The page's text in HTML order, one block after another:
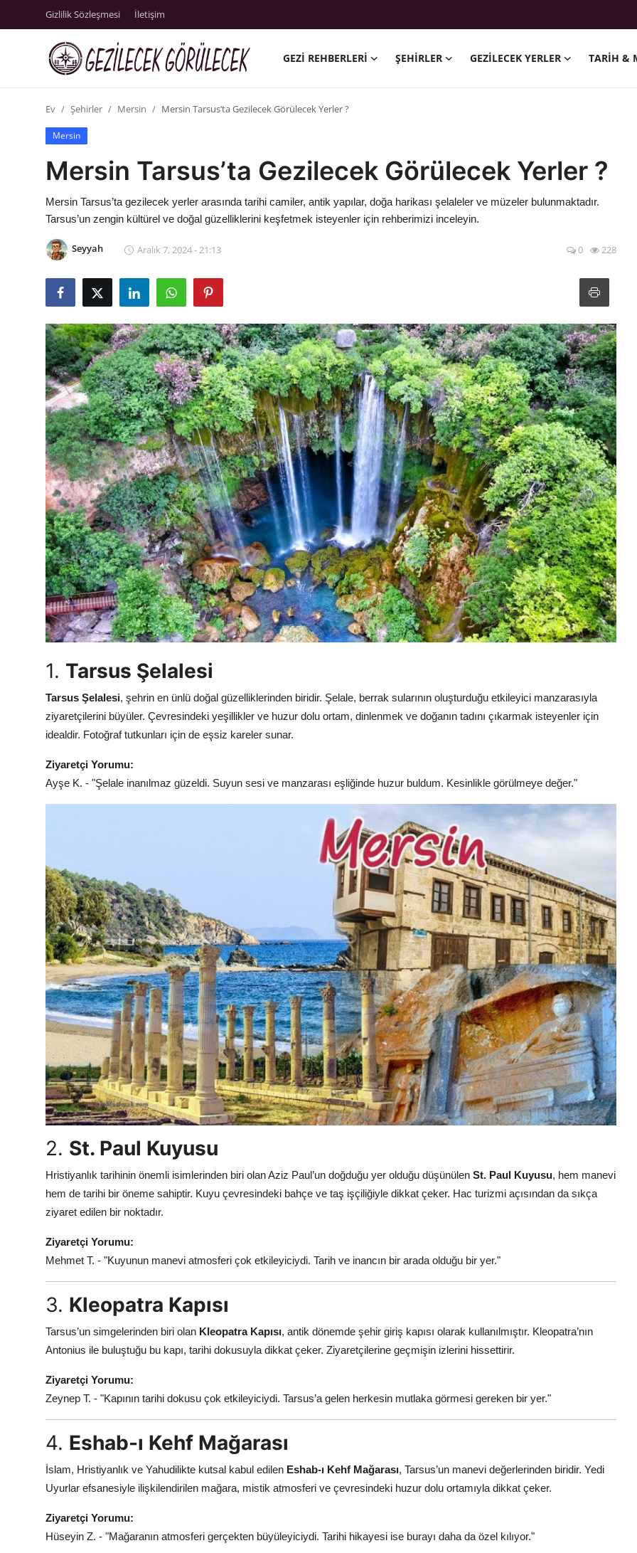
Gizlilik Sözleşmesi İletişim
GEZI REHBERLERI ŞEHIRLER GEZILECEK YERLER TARIH &
Şehirler
Gezilecek Yerler
Tarih & Mitoloji
Yeme İçme Rehberi
Kamp & Doğa
Seyahat İpuçları & Vize
Konaklama & Otel
Aile & Çocukla Tatil
Yaz Tatili & Plajlar
Hafta Sonu & Günübirlik
Ev Şehirler Mersin Mersin Tarsus’ta Gezilecek Görülecek Yerler ?
Mersin
Mersin Tarsus’ta Gezilecek Görülecek Yerler ?
Mersin Tarsus’ta gezilecek yerler arasında tarihi camiler, antik yapılar, doğa harikası şelaleler ve müzeler bulunmaktadır.
Tarsus’un zengin kültürel ve doğal güzelliklerini keşfetmek isteyenler için rehberimizi inceleyin.
Seyyah Aralık 7, 2024 - 21:13 0 228
1. Tarsus Şelalesi
Tarsus Şelalesi, şehrin en ünlü doğal güzelliklerinden biridir. Şelale, berrak sularının oluşturduğu etkileyici manzarasıyla
ziyaretçilerini büyüler. Çevresindeki yeşillikler ve huzur dolu ortam, dinlenmek ve doğanın tadını çıkarmak isteyenler için
idealdir. Fotoğraf tutkunları için de eşsiz kareler sunar.
Ziyaretçi Yorumu:
Ayşe K. - "Şelale inanılmaz güzeldi. Suyun sesi ve manzarası eşliğinde huzur buldum. Kesinlikle görülmeye değer."
2. St. Paul Kuyusu
Hristiyanlık tarihinin önemli isimlerinden biri olan Aziz Paul’un doğduğu yer olduğu düşünülen St. Paul Kuyusu, hem manevi
hem de tarihi bir öneme sahiptir. Kuyu çevresindeki bahçe ve taş işçiliğiyle dikkat çeker. Hac turizmi açısından da sıkça
ziyaret edilen bir noktadır.
Ziyaretçi Yorumu:
Mehmet T. - "Kuyunun manevi atmosferi çok etkileyiciydi. Tarih ve inancın bir arada olduğu bir yer."
3. Kleopatra Kapısı
Tarsus’un simgelerinden biri olan Kleopatra Kapısı, antik dönemde şehir giriş kapısı olarak kullanılmıştır. Kleopatra’nın
Antonius ile buluştuğu bu kapı, tarihi dokusuyla dikkat çeker. Ziyaretçilerine geçmişin izlerini hissettirir.
Ziyaretçi Yorumu:
Zeynep T. - "Kapının tarihi dokusu çok etkileyiciydi. Tarsus’a gelen herkesin mutlaka görmesi gereken bir yer."
4. Eshab-ı Kehf Mağarası
İslam, Hristiyanlık ve Yahudilikte kutsal kabul edilen Eshab-ı Kehf Mağarası, Tarsus’un manevi değerlerinden biridir. Yedi
Uyurlar efsanesiyle ilişkilendirilen mağara, mistik atmosferi ve çevresindeki huzur dolu ortamıyla dikkat çeker.
Ziyaretçi Yorumu:
Hüseyin Z. - "Mağaranın atmosferi gerçekten büyüleyiciydi. Tarihi hikayesi ise burayı daha da özel kılıyor."